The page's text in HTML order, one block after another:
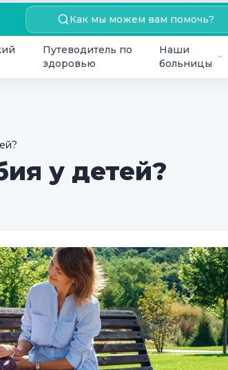
Как мы можем вам помочь?
Путеводитель по
здоровью
Наши
больницы
у детей?